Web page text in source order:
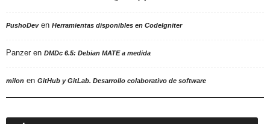
PushoDeven Herramientas disponibles en CodeIgniter
Panzer en DMDc 6.5: Debian MATE a medida
milon en GitHub y GitLab. Desarrollo colaborativo de software